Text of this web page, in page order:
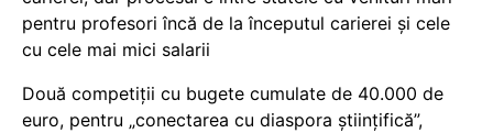
pentru profesori încă de la începutul carierei și cele
cu cele mai mici salarii
Două competiții cu bugete cumulate de 40.000 de
euro, pentru „conectarea cu diaspora științifică”,